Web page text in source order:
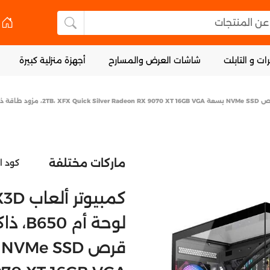
المنتجات
البحث عن
و التابلت شاشات العرض والمسارح أجهزة منزلية كبيرة
ماركات مختلفة كود